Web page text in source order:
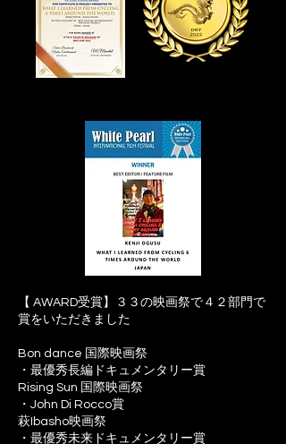
【 AWARD受賞】３３の映画祭で４２部門で
賞をいただきました
Bon dance 国際映画祭
・最優秀長編ドキュメンタリー賞
Rising Sun 国際映画祭
・John Di Rocco賞
萩Ibasho映画祭
・最優秀未来ドキュメンタリー賞